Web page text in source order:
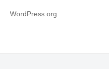
WordPress.org